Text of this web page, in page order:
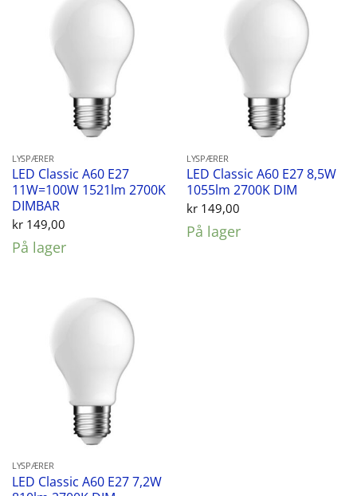
LYSPÆRER
LED Classic A60 E27
11W=100W 1521lm 2700K
DIMBAR
kr149,00
På lager
LYSPÆRER
LED Classic A60 E27 8,5W
1055lm 2700K DIM
kr149,00
På lager
LYSPÆRER
LED Classic A60 E27 7,2W